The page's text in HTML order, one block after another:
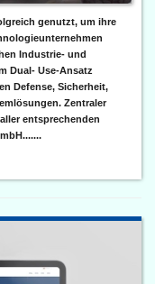
genutzt, um ihre
Industrie- und
Dual- Use-Ansatz
Defense, Sicherheit,
Zentraler
entsprechenden